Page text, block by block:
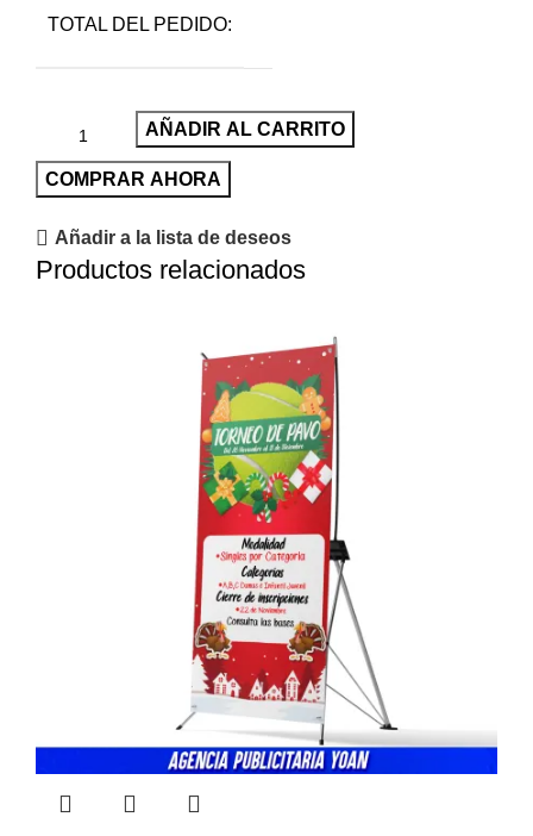
TOTAL DEL PEDIDO:
AÑADIR AL CARRITO
COMPRAR AHORA
Añadir a la lista de deseos
Productos relacionados